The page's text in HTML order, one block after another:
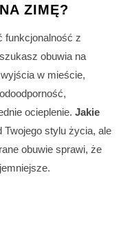
ZIMĘ?
funkcjonalność z
obuwia na
w mieście,
ocieplenie. Jakie
stylu życia, ale
obuwie sprawi, że